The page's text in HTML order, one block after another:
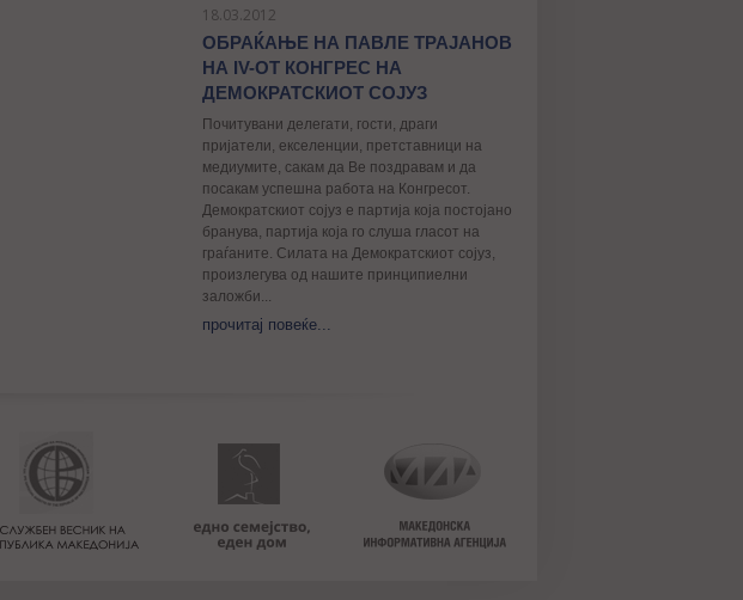
18.03.2012
ОБРАЌАЊЕ НА ПАВЛЕ ТРАЈАНОВ
НА IV-ОТ КОНГРЕС НА
ДЕМОКРАТСКИОТ СОЈУЗ
Почитувани делегати, гости, драги
пријатели, екселенции, претставници на
медиумите, сакам да Ве поздравам и да
посакам успешна работа на Конгресот.
Демократскиот сојуз е партија која постојано
бранува, партија која го слуша гласот на
граѓаните. Силата на Демократскиот сојуз,
произлегува од нашите принципиелни
заложби...
прочитај повеќе...